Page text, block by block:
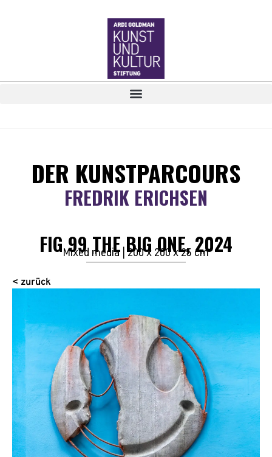
DER KUNSTPARCOURS
FREDRIK ERICHSEN
FIG 99 THE BIG ONE, 2024
Mixed media | 200 x 200 x 25 cm
< zurück